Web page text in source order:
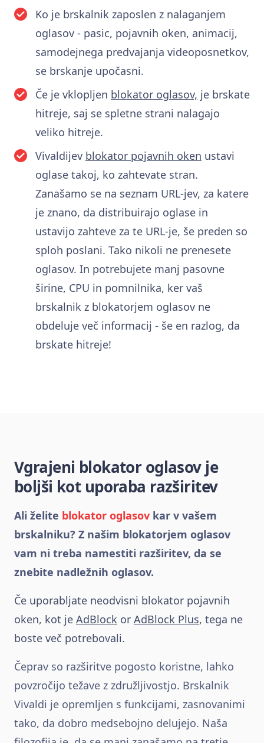
Ko je brskalnik zaposlen z nalaganjem
oglasov - pasic, pojavnih oken, animacij,
samodejnega predvajanja videoposnetkov,
se brskanje upočasni.
Če je vklopljen blokator oglasov, je brskate
hitreje, saj se spletne strani nalagajo
veliko hitreje.
Vivaldijev blokator pojavnih oken ustavi
oglase takoj, ko zahtevate stran.
Zanašamo se na seznam URL-jev, za katere
je znano, da distribuirajo oglase in
ustavijo zahteve za te URL-je, še preden so
sploh poslani. Tako nikoli ne prenesete
oglasov. In potrebujete manj pasovne
širine, CPU in pomnilnika, ker vaš
brskalnik z blokatorjem oglasov ne
obdeluje več informacij - še en razlog, da
brskate hitreje!
Vgrajeni blokator oglasov je
boljši kot uporaba razširitev
Ali želite blokator oglasov kar v vašem
brskalniku? Z našim blokatorjem oglasov
vam ni treba namestiti razširitev, da se
znebite nadležnih oglasov.
Če uporabljate neodvisni blokator pojavnih
oken, kot je AdBlock or AdBlock Plus, tega ne
boste več potrebovali.
Čeprav so razširitve pogosto koristne, lahko
povzročijo težave z združljivostjo. Brskalnik
Vivaldi je opremljen s funkcijami, zasnovanimi
tako, da dobro medsebojno delujejo. Naša